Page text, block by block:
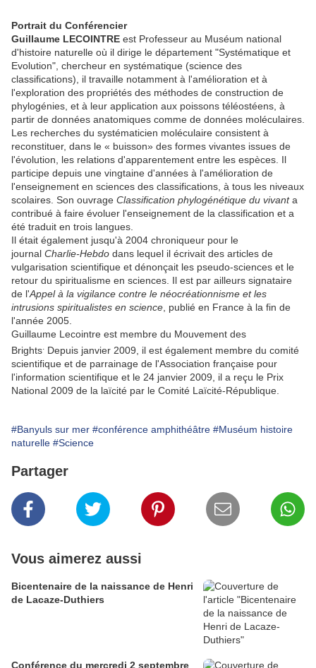
Portrait du Conférencier
Guillaume LECOINTRE est Professeur au Muséum national
d'histoire naturelle où il dirige le département "Systématique et
Evolution", chercheur en systématique (science des
classifications), il travaille notamment à l'amélioration et à
l'exploration des propriétés des méthodes de construction de
phylogénies, et à leur application aux poissons téléostéens, à
partir de données anatomiques comme de données moléculaires.
Les recherches du systématicien moléculaire consistent à
reconstituer, dans le « buisson» des formes vivantes issues de
l'évolution, les relations d'apparentement entre les espèces. Il
participe depuis une vingtaine d'années à l'amélioration de
l'enseignement en sciences des classifications, à tous les niveaux
scolaires. Son ouvrage Classification phylogénétique du vivanta
contribué à faire évoluer l'enseignement de la classification et a
été traduit en trois langues.
Il était également jusqu'à 2004 chroniqueur pour le
journal Charlie-Hebdo dans lequel il écrivait des articles de
vulgarisation scientifique et dénonçait les pseudo-sciences et le
retour du spiritualisme en sciences. Il est par ailleurs signataire
de l'Appel à la vigilance contre le néocréationnisme et les
intrusions spiritualistes en science , publié en France à la fin de
l'année 2005.
Guillaume Lecointre est membre du Mouvement des
Brights Depuis janvier 2009, il est également membre du comité
scientifique et de parrainage de l'Association française pour
l'information scientifique et le 24 janvier 2009, il a reçu le Prix
National 2009 de la laïcité par le Comité Laïcité-République.
#Banyuls sur mer #conférence amphithéâtre #Muséum histoire
naturelle #Science
Partager
Vous aimerez aussi
Bicentenaire de la naissance de Henri
de Lacaze-Duthiers
Conférence du mercredi 2 septembre